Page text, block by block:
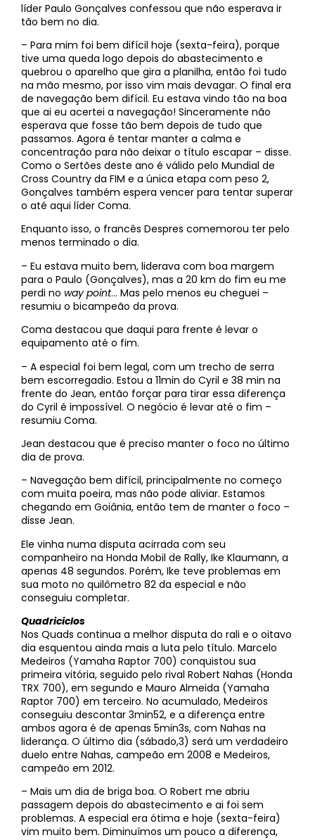
líder Paulo Gonçalves confessou que não esperava ir
tão bem no dia.
– Para mim foi bem difícil hoje (sexta-feira), porque
tive uma queda logo depois do abastecimento e
quebrou o aparelho que gira a planilha, então foi tudo
na mão mesmo, por isso vim mais devagar. O final era
de navegação bem difícil. Eu estava vindo tão na boa
que ai eu acertei a navegação! Sinceramente não
esperava que fosse tão bem depois de tudo que
passamos. Agora é tentar manter a calma e
concentração para não deixar o título escapar – disse.
Como o Sertões deste ano é válido pelo Mundial de
Cross Country da FIM e a única etapa com peso 2,
Gonçalves também espera vencer para tentar superar
o até aqui líder Coma.
Enquanto isso, o francês Despres comemorou ter pelo
menos terminado o dia.
– Eu estava muito bem, liderava com boa margem
para o Paulo (Gonçalves), mas a 20 km do fim eu me
perdi no way point… Mas pelo menos eu cheguei –
resumiu o bicampeão da prova.
Coma destacou que daqui para frente é levar o
equipamento até o fim.
– A especial foi bem legal, com um trecho de serra
bem escorregadio. Estou a 11min do Cyril e 38 min na
frente do Jean, então forçar para tirar essa diferença
do Cyril é impossível. O negócio é levar até o fim –
resumiu Coma.
Jean destacou que é preciso manter o foco no último
dia de prova.
– Navegação bem difícil, principalmente no começo
com muita poeira, mas não pode aliviar. Estamos
chegando em Goiânia, então tem de manter o foco –
disse Jean.
Ele vinha numa disputa acirrada com seu
companheiro na Honda Mobil de Rally, Ike Klaumann, a
apenas 48 segundos. Porém, Ike teve problemas em
sua moto no quilômetro 82 da especial e não
conseguiu completar.
Quadriciclos
Nos Quads continua a melhor disputa do rali e o oitavo
dia esquentou ainda mais a luta pelo título. Marcelo
Medeiros (Yamaha Raptor 700) conquistou sua
primeira vitória, seguido pelo rival Robert Nahas (Honda
TRX 700), em segundo e Mauro Almeida (Yamaha
Raptor 700) em terceiro. No acumulado, Medeiros
conseguiu descontar 3min52, e a diferença entre
ambos agora é de apenas 5min3s, com Nahas na
liderança. O último dia (sábado,3) será um verdadeiro
duelo entre Nahas, campeão em 2008 e Medeiros,
campeão em 2012.
– Mais um dia de briga boa. O Robert me abriu
passagem depois do abastecimento e ai foi sem
problemas. A especial era ótima e hoje (sexta-feira)
vim muito bem. Diminuímos um pouco a diferença,